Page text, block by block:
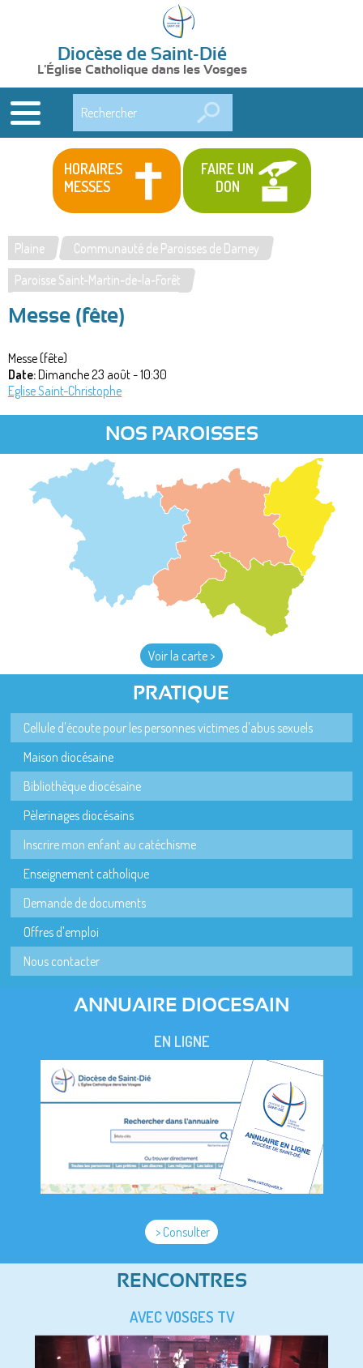
Diocèse de Saint-Dié
L'Église Catholique dans les Vosges
HORAIRES
MESSES
FAIRE UN
DON
Vous
êtes
ici
Plaine
Communauté de Paroisses de Darney
Paroisse Saint-Martin-de-la-Forêt
Messe (fête)
Messe (fête)
Date:Dimanche 23 août - 10:30
Eglise Saint-Christophe
NOS PAROISSES
Voir la carte >
PRATIQUE
Cellule d'écoute pour les personnes victimes d'abus sexuels
Maison diocésaine
Bibliothèque diocésaine
Pèlerinages diocésains
Inscrire mon enfant au catéchisme
Enseignement catholique
Demande de documents
Offres d'emploi
Nous contacter
ANNUAIRE DIOCESAIN
EN LIGNE
> Consulter
RENCONTRES
AVEC VOSGES TV